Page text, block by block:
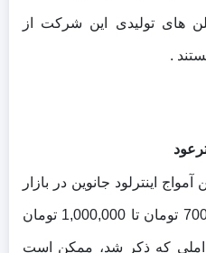
های تولیدی این شرکت از
.
اینترلود جانوین در بازار
ایران معمولاً در محدوده 700,000 تومان تا 1,000,000 تومان
که ذکر شد، ممکن است